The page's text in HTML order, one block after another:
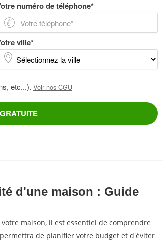
d'une maison : Guide
maison, il est essentiel de comprendre
de planifier votre budget et d'éviter